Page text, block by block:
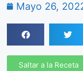
Mayo 26,
Saltar a la Receta